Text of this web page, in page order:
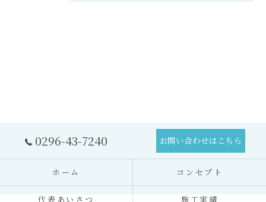
0296-43-7240 お問い合わせはこちら
ホーム コンセプト
代表あいさつ 施工実績